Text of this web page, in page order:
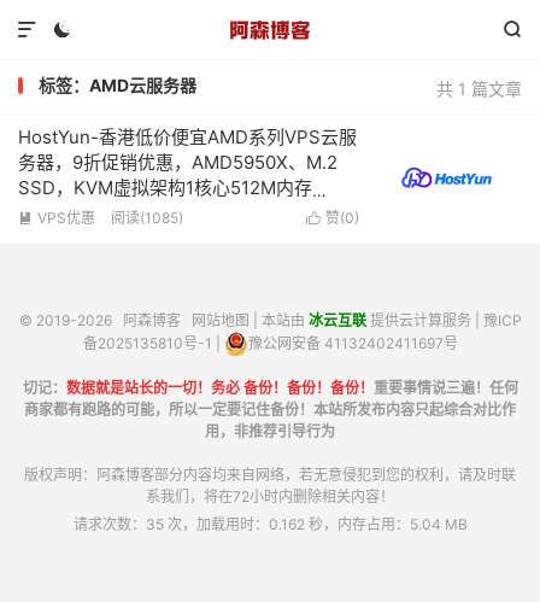
 

共 1 篇文章
标签：AMD云服务器
HostYun-香港低价便宜AMD系列VPS云服
务器，9折促销优惠，AMD5950X、M.2
SSD，KVM虚拟架构1核心512M内存
50Mbps带宽低至16.2元/月
 赞(0)
 VPS优惠 阅读(1085)
© 2019-2026 阿森博客 网站地图 | 本站由 冰云互联提供云计算服务 | 豫ICP
备2025135810号-1
豫公网安备 41132402411697号
切记： 数据就是站长的一切！务必 备份！备份！备份！ 重要事情说三遍！任何
商家都有跑路的可能，所以一定要记住备份！本站所发布内容只起综合对比作
用，非推荐引导行为
版权声明：阿森博客部分内容均来自网络，若无意侵犯到您的权利，请及时联
系我们，将在72小时内删除相关内容！
请求次数：35 次，加载用时：0.162 秒，内存占用：5.04 MB